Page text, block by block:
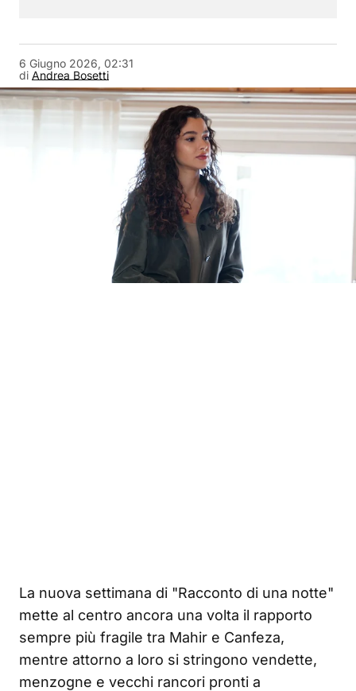
di Andrea Bosetti
6 Giugno 2026, 02:31
La nuova settimana di "Racconto di una notte"
mette al centro ancora una volta il rapporto
sempre più fragile tra Mahir e Canfeza,
mentre attorno a loro si stringono vendette,
menzogne e vecchi rancori pronti a